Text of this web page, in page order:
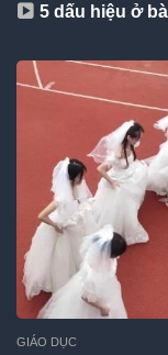
5 dấu hiệu ở
GIÁO DỤC